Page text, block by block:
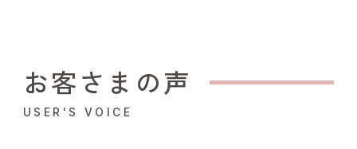
お客さまの声
USER'S VOICE